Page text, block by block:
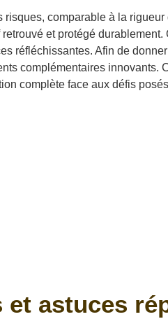
comparable à la rigueur
et protégé
réfléchissantes. Afin de
complémentaires innovants.
complète face aux défis
astuces